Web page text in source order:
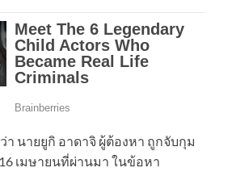
า นายยูกิ อาดาจิ ผู้ต้องหา ถูกจับกุม
เมษายนที่ผ่านมา ในข้อหา